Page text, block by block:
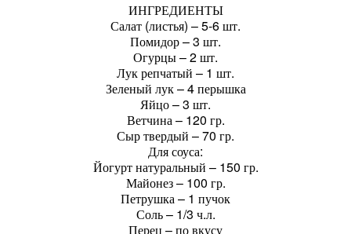
ИНГРЕДИЕНТЫ
Салат (листья) – 5-6 шт.
Помидор – 3 шт.
Огурцы – 2 шт.
Лук репчатый – 1 шт.
Зеленый лук – 4 перышка
Яйцо – 3 шт.
Ветчина – 120 гр.
Сыр твердый – 70 гр.
Для соуса:
Йогурт натуральный – 150 гр.
Майонез – 100 гр.
Петрушка – 1 пучок
Соль – 1/3 ч.л.
Перец – по вкусу